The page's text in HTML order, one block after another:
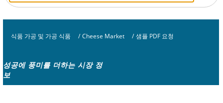
식품 가공 및 가공 식품 / Cheese Market / 샘플 PDF 요청
성공에 풍미를 더하는 시장 정
보